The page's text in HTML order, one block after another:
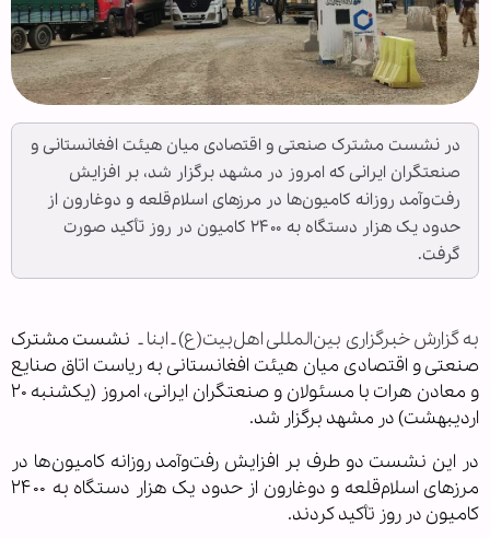
در نشست مشترک صنعتی و اقتصادی میان هیئت افغانستانی و
صنعتگران ایرانی که امروز در مشهد برگزار شد، بر افزایش
رفت‌وآمد روزانه کامیون‌ها در مرزهای اسلام‌قلعه و دوغارون از
حدود یک هزار دستگاه به ۲۴۰۰ کامیون در روز تأکید صورت
گرفت.
به گزارش خبرگزاری بین‌المللی اهل‌بیت(ع) ـ ابنا ـ نشست مشترک
صنعتی و اقتصادی میان هیئت افغانستانی به ریاست اتاق صنایع
و معادن هرات با مسئولان و صنعتگران ایرانی، امروز (یکشنبه ۲۰
اردیبهشت) در مشهد برگزار شد.
در این نشست دو طرف بر افزایش رفت‌وآمد روزانه کامیون‌ها در
مرزهای اسلام‌قلعه و دوغارون از حدود یک هزار دستگاه به ۲۴۰۰
کامیون در روز تأکید کردند.